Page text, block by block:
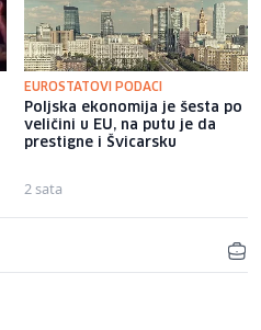
EUROSTATOVI PODACI
Poljska ekonomija je šesta po
veličini u EU, na putu je da
prestigne i Švicarsku
2 sata